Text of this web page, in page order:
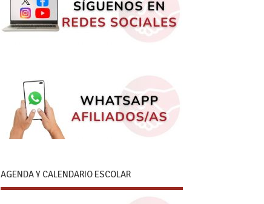
AGENDA Y CALENDARIO ESCOLAR